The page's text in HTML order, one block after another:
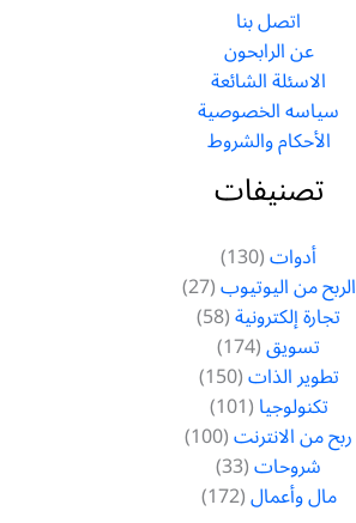
اتصل بنا
عن الرابحون
الاسئلة الشائعة
سياسه الخصوصية
الأحكام والشروط
تصنيفات
أدوات(130)
الربح من اليوتيوب(27)
تجارة إلكترونية(58)
تسويق(174)
تطوير الذات(150)
تكنولوجيا(101)
ربح من الانترنت(100)
شروحات(33)
مال وأعمال(172)